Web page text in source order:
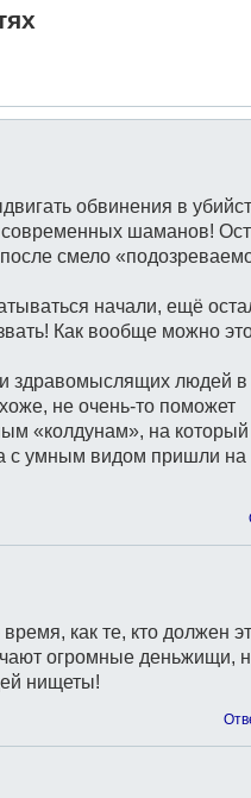
обвинения в
шаманов!
смело
начали, ещё
Как вообще можно
здравомыслящих людей в
не очень-то поможет
«колдунам», на
с умным видом пришли на
время, как те, кто должен
огромные деньжищи,
нищеты!